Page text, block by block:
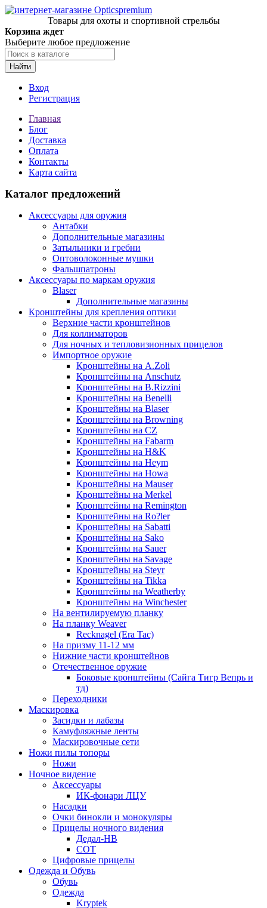
Товары для охоты и спортивной стрельбы
Корзина ждет
Выберите любое предложение
Найти
Вход
Регистрация
Главная
Блог
Доставка
Оплата
Контакты
Карта сайта
Каталог предложений
Аксессуары для оружия
Антабки
Дополнительные магазины
Затыльники и гребни
Оптоволоконные мушки
Фальшпатроны
Аксессуары по маркам оружия
Blaser
Дополнительные магазины
Кронштейны для крепления оптики
Верхние части кронштейнов
Для коллиматоров
Для ночных и тепловизионных прицелов
Импортное оружие
Кронштейны на A.Zoli
Кронштейны на Anschutz
Кронштейны на B.Rizzini
Кронштейны на Benelli
Кронштейны на Blaser
Кронштейны на Browning
Кронштейны на CZ
Кронштейны на Fabarm
Кронштейны на H&K
Кронштейны на Heym
Кронштейны на Howa
Кронштейны на Mauser
Кронштейны на Merkel
Кронштейны на Remington
Кронштейны на Ro?ler
Кронштейны на Sabatti
Кронштейны на Sako
Кронштейны на Sauer
Кронштейны на Savage
Кронштейны на Steyr
Кронштейны на Tikka
Кронштейны на Weatherby
Кронштейны на Winchester
На вентилируемую планку
На планку Weaver
Recknagel (Era Tac)
На призму 11-12 мм
Нижние части кронштейнов
Отечественное оружие
Боковые кронштейны (Сайга Тигр Вепрь и
тд)
Переходники
Маскировка
Засидки и лабазы
Камуфляжные ленты
Маскировочные сети
Ножи пилы топоры
Ножи
Ночное видение
Аксессуары
ИК-фонари ЛЦУ
Насадки
Очки бинокли и монокуляры
Прицелы ночного видения
Дедал-НВ
СОТ
Цифровые прицелы
Одежда и Обувь
Обувь
Одежда
Kryptek